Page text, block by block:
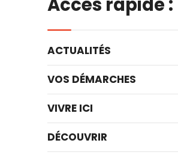
ACTUALITÉS
VOS DÉMARCHES
VIVRE ICI
DÉCOUVRIR